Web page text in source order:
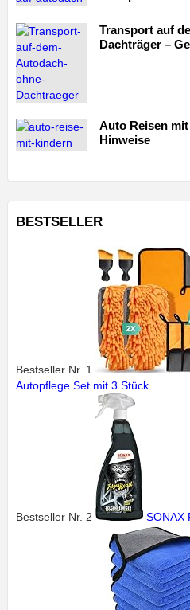
Transport auf
Dachträger –
Auto Reisen
Hinweise
BESTSELLER
Bestseller Nr. 1
Autopflege Set mit 3 Stück...
Bestseller Nr. 2 SONAX